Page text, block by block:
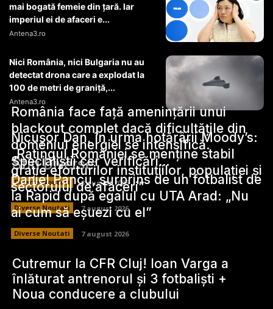
mai bogată femeie din țară. Iar
imperiul ei de afaceri e...
Antena3.ro
Nici România, nici Bulgaria nu au
detectat drona care a explodat la
100 de metri de graniță,...
Antena3.ro
Stiri Diverse:
România face față amenințării unui
blackout complet dacă dificultățile din
domeniul energiei se intensifică.
Specialiștii cer verificări…
Diverse Noutati 8 august 2026
Nicușor Dan, în urma hotărârii Moody’s:
„Ratingul României se menține stabil
grație eforturilor instituțiilor, populației și
sectorului de afaceri”
Diverse Noutati 7 august 2026
Daniel Pancu, surprins de un fotbalist de
la Rapid după egalul cu UTA Arad: „Nu
ai cum să eșuezi cu el”
Diverse Noutati 7 august 2026
Cutremur la CFR Cluj! Ioan Varga a
înlăturat antrenorul și 3 fotbaliști +
Noua conducere a clubului